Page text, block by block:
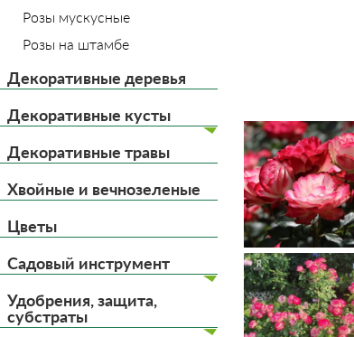
Розы мускусные
Розы на штамбе
Декоративные деревья
Декоративные кусты
Декоративные травы
Хвойные и вечнозеленые
Цветы
Садовый инструмент
Удобрения, защита,
субстраты